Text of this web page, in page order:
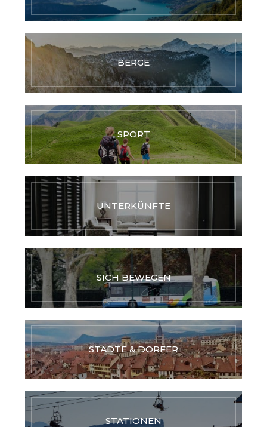
BERGE
SPORT
UNTERKÜNFTE
SICH BEWEGEN
STÄDTE & DÖRFER
STATIONEN